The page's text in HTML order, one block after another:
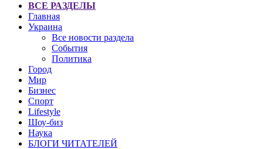
ВСЕ РАЗДЕЛЫ
Главная
Украина
Все новости раздела
События
Политика
Город
Мир
Бизнес
Спорт
Lifestyle
Шоу-биз
Наука
БЛОГИ ЧИТАТЕЛЕЙ